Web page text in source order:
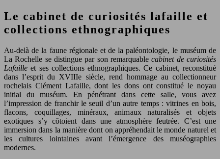
Le cabinet de curiosités lafaille et
collections ethnographiques
Au-delà de la faune régionale et de la paléontologie, le muséum de
La Rochelle se distingue par son remarquablecabinet de curiosités
Lafaille et ses collections ethnographiques. Ce cabinet, reconstitué
dans l’esprit du XVIIIe siècle, rend hommage au collectionneur
rochelais Clément Lafaille, dont les dons ont constitué le noyau
initial du muséum. En pénétrant dans cette salle, vous avez
l’impression de franchir le seuil d’un autre temps : vitrines en bois,
flacons, coquillages, minéraux, animaux naturalisés et objets
exotiques s’y côtoient dans une atmosphère feutrée. C’est une
immersion dans la manière dont on appréhendait le monde naturel et
les cultures lointaines avant l’émergence des muséographies
modernes.